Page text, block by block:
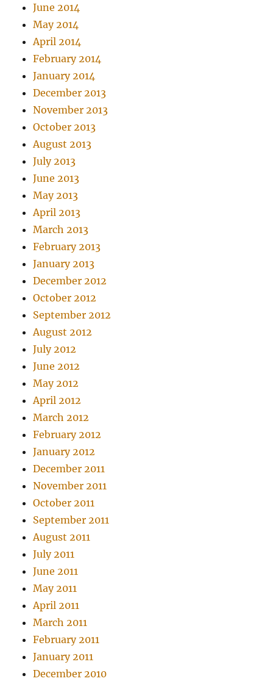
June 2014
May 2014
April 2014
February 2014
January 2014
December 2013
November 2013
October 2013
August 2013
July 2013
June 2013
May 2013
April 2013
March 2013
February 2013
January 2013
December 2012
October 2012
September 2012
August 2012
July 2012
June 2012
May 2012
April 2012
March 2012
February 2012
January 2012
December 2011
November 2011
October 2011
September 2011
August 2011
July 2011
June 2011
May 2011
April 2011
March 2011
February 2011
January 2011
December 2010